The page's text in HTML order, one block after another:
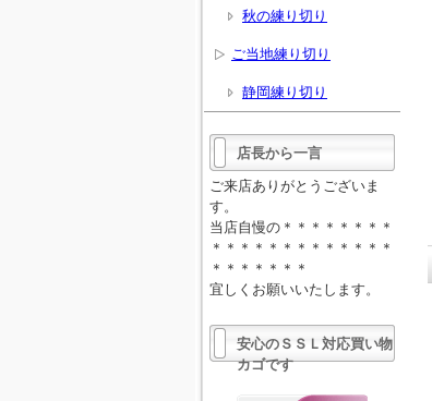
秋の練り切り
ご当地練り切り
静岡練り切り
店長から一言
ご来店ありがとうございま
す。
当店自慢の＊＊＊＊＊＊＊＊
＊＊＊＊＊＊＊＊＊＊＊＊＊
＊＊＊＊＊＊＊
宜しくお願いいたします。
安心のＳＳＬ対応買い物
カゴです